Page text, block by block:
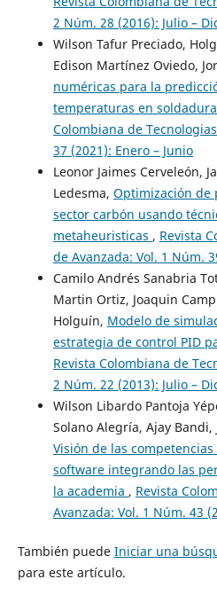
2 Núm. 28 (2016): Julio –
Wilson Tafur Preciado,
Edison Martínez Oviedo,
numéricas para la
temperaturas en
Colombiana de
37 (2021): Enero – Junio
Leonor Jaimes Cerveleón,
Ledesma, Optimización de
sector carbón usando
metaheuristicas , Revista
de Avanzada: Vol. 1 Núm.
Camilo Andrés Sanabria
Martin Ortiz, Joaquin
Holguín, Modelo de
estrategia de control PID
Revista Colombiana de
2 Núm. 22 (2013): Julio –
Wilson Libardo Pantoja
Solano Alegría, Ajay
Visión de las
software integrando las
la academia , Revista
Avanzada: Vol. 1 Núm. 43
También puede Iniciar una
para este artículo.